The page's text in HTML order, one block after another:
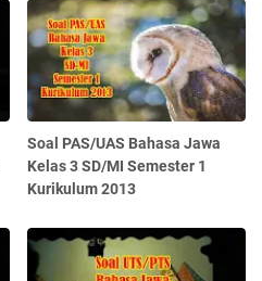
Soal PAS/UAS Bahasa Jawa
Kelas 3 SD/MI Semester 1
Kurikulum 2013